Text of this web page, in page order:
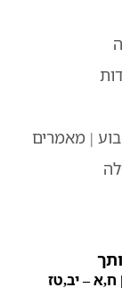
– יב,טז
| מאמרים